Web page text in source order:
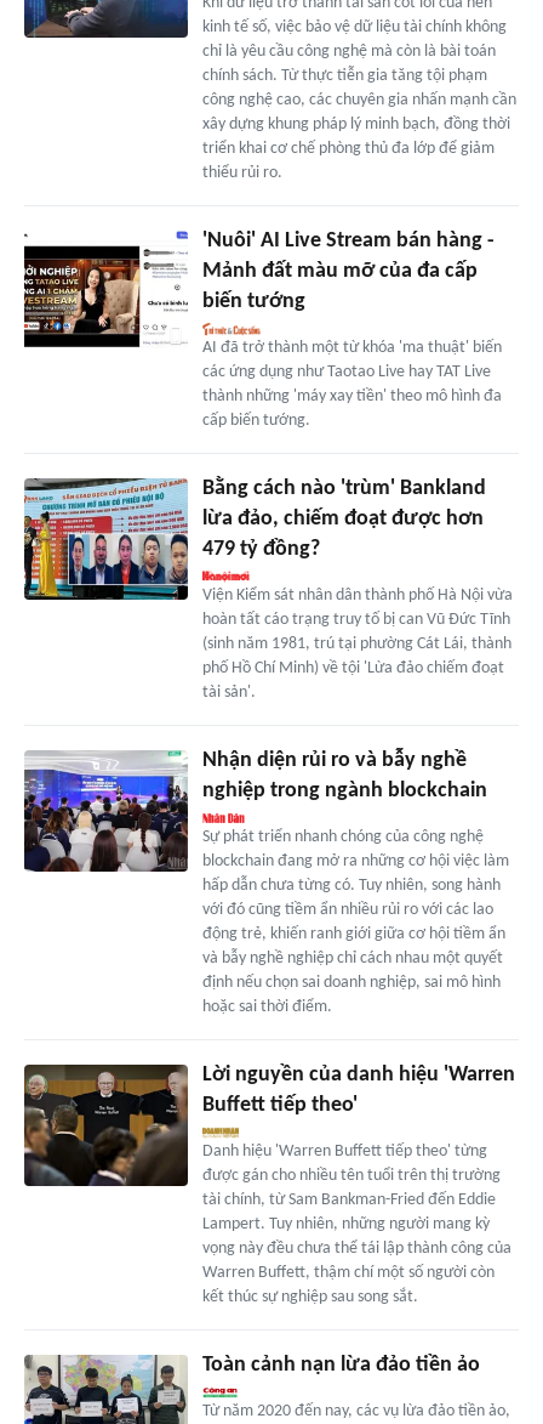
kinh tế số, việc bảo vệ dữ liệu tài chính không
chỉ là yêu cầu công nghệ mà còn là bài toán
chính sách. Từ thực tiễn gia tăng tội phạm
công nghệ cao, các chuyên gia nhấn mạnh cần
xây dựng khung pháp lý minh bạch, đồng thời
triển khai cơ chế phòng thủ đa lớp để giảm
thiểu rủi ro.
'Nuôi' AI Live Stream bán hàng -
Mảnh đất màu mỡ của đa cấp
biến tướng
AI đã trở thành một từ khóa 'ma thuật' biến
các ứng dụng như Taotao Live hay TAT Live
thành những 'máy xay tiền' theo mô hình đa
cấp biến tướng.
Bằng cách nào 'trùm' Bankland
lừa đảo, chiếm đoạt được hơn
479 tỷ đồng?
Viện Kiểm sát nhân dân thành phố Hà Nội vừa
hoàn tất cáo trạng truy tố bị can Vũ Đức Tĩnh
(sinh năm 1981, trú tại phường Cát Lái, thành
phố Hồ Chí Minh) về tội 'Lừa đảo chiếm đoạt
tài sản'.
Nhận diện rủi ro và bẫy nghề
nghiệp trong ngành blockchain
Sự phát triển nhanh chóng của công nghệ
blockchain đang mở ra những cơ hội việc làm
hấp dẫn chưa từng có. Tuy nhiên, song hành
với đó cũng tiềm ẩn nhiều rủi ro với các lao
động trẻ, khiến ranh giới giữa cơ hội tiềm ẩn
và bẫy nghề nghiệp chỉ cách nhau một quyết
định nếu chọn sai doanh nghiệp, sai mô hình
hoặc sai thời điểm.
Lời nguyền của danh hiệu 'Warren
Buffett tiếp theo'
Danh hiệu 'Warren Buffett tiếp theo' từng
được gán cho nhiều tên tuổi trên thị trường
tài chính, từ Sam Bankman-Fried đến Eddie
Lampert. Tuy nhiên, những người mang kỳ
vọng này đều chưa thể tái lập thành công của
Warren Buffett, thậm chí một số người còn
kết thúc sự nghiệp sau song sắt.
Toàn cảnh nạn lừa đảo tiền ảo
Từ năm 2020 đến nay, các vụ lừa đảo tiền ảo,